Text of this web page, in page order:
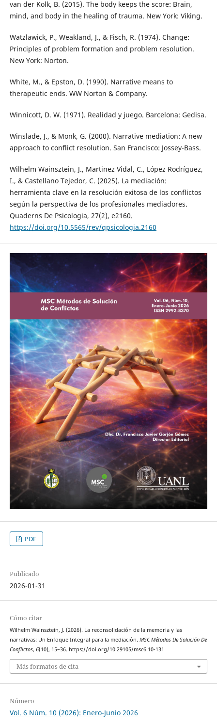
van der Kolk, B. (2015). The body keeps the score: Brain,
mind, and body in the healing of trauma. New York: Viking.
Watzlawick, P., Weakland, J., & Fisch, R. (1974). Change:
Principles of problem formation and problem resolution.
New York: Norton.
White, M., & Epston, D. (1990). Narrative means to
therapeutic ends. WW Norton & Company.
Winnicott, D. W. (1971). Realidad y juego. Barcelona: Gedisa.
Winslade, J., & Monk, G. (2000). Narrative mediation: A new
approach to conflict resolution. San Francisco: Jossey-Bass.
Wilhelm Wainsztein, J., Martinez Vidal, C., López Rodríguez,
I., & Castellano Tejedor, C. (2025). La mediación:
herramienta clave en la resolución exitosa de los conflictos
según la perspectiva de los profesionales mediadores.
Quaderns De Psicologia, 27(2), e2160.
https://doi.org/10.5565/rev/qpsicologia.2160
PDF
Publicado
2026-01-31
Cómo citar
Wilhelm Wainsztein, J. (2026). La reconsolidación de la memoria y las
narrativas: Un Enfoque Integral para la mediación. MSC Métodos De Solución De
Conflictos, 6(10), 15–36. https://doi.org/10.29105/msc6.10-131
Más formatos de cita
Número
Vol. 6 Núm. 10 (2026): Enero-Junio 2026